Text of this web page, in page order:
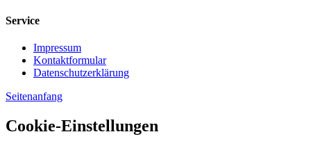
Service
Impressum
Kontaktformular
Datenschutzerklärung
Seitenanfang
Cookie-Einstellungen